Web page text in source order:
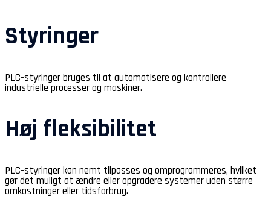
Styringer
PLC-styringer bruges til at automatisere og kontrollere
industrielle processer og maskiner.
Høj fleksibilitet
PLC-styringer kan nemt tilpasses og omprogrammeres, hvilket
gør det muligt at ændre eller opgradere systemer uden større
omkostninger eller tidsforbrug.